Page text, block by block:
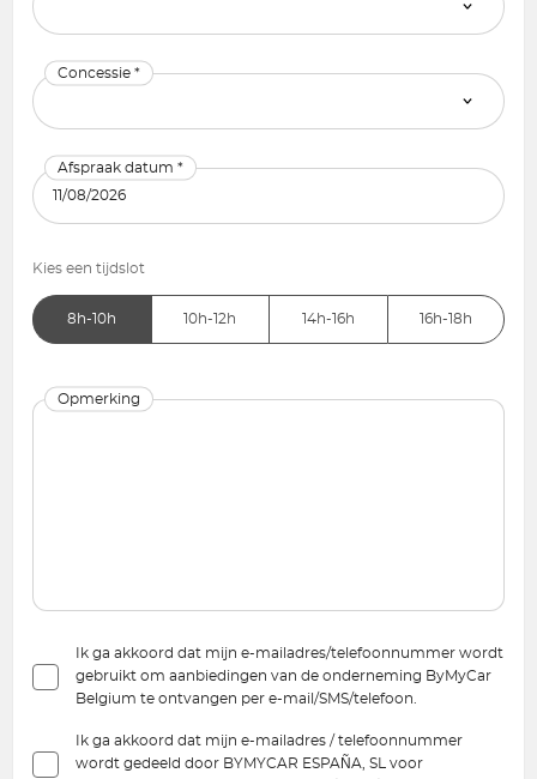
Concessie *
Afspraak datum *
Kies een tijdslot
8h-10h 10h-12h 14h-16h 16h-18h
Opmerking
Ik ga akkoord dat mijn e-mailadres/telefoonnummer wordt
gebruikt om aanbiedingen van de onderneming ByMyCar
Belgium te ontvangen per e-mail/SMS/telefoon.
Ik ga akkoord dat mijn e-mailadres / telefoonnummer
wordt gedeeld door BYMYCAR ESPAÑA, SL voor